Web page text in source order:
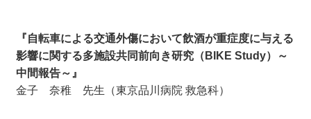
『自転車による交通外傷において飲酒が重症度に与える
影響に関する多施設共同前向き研究（BIKE Study）～
中間報告～』
金子 奈稚 先生（東京品川病院 救急科）